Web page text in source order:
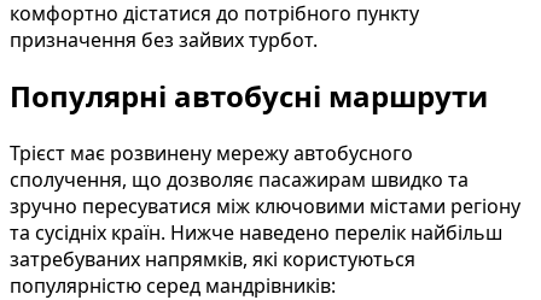
комфортно дістатися до потрібного пункту
призначення без зайвих турбот.
Популярні автобусні маршрути
Трієст має розвинену мережу автобусного
сполучення, що дозволяє пасажирам швидко та
зручно пересуватися між ключовими містами регіону
та сусідніх країн. Нижче наведено перелік найбільш
затребуваних напрямків, які користуються
популярністю серед мандрівників: